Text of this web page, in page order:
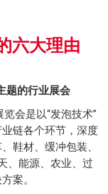
六大理由
题的行业展会
会是以“发泡技术”
链各个环节，深度
鞋材、缓冲包装、
、能源、农业、过
案。